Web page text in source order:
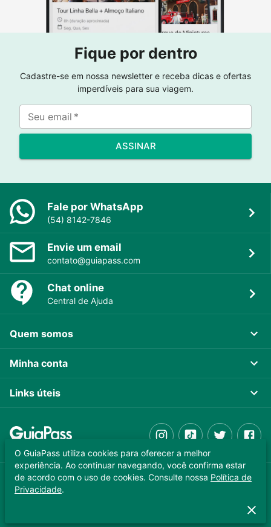
Fique por dentro
Cadastre-se em nossa newsletter e receba dicas e ofertas
imperdíveis para sua viagem.
Seu email *
ASSINAR
Fale por WhatsApp
(54) 8142-7846
Envie um email
contato@guiapass.com
Chat online
Central de Ajuda
Quem somos
Minha conta
Links úteis
GUIAPASS TECNOLOGIA LTDA. CNPJ 37.989.806/0001-64
Copyright © 2025 - Todos os direitos reservados
O GuiaPass utiliza cookies para oferecer a melhor
experiência. Ao continuar navegando, você confirma estar
de acordo com o uso de cookies. Consulte nossa Política de
Privacidade.